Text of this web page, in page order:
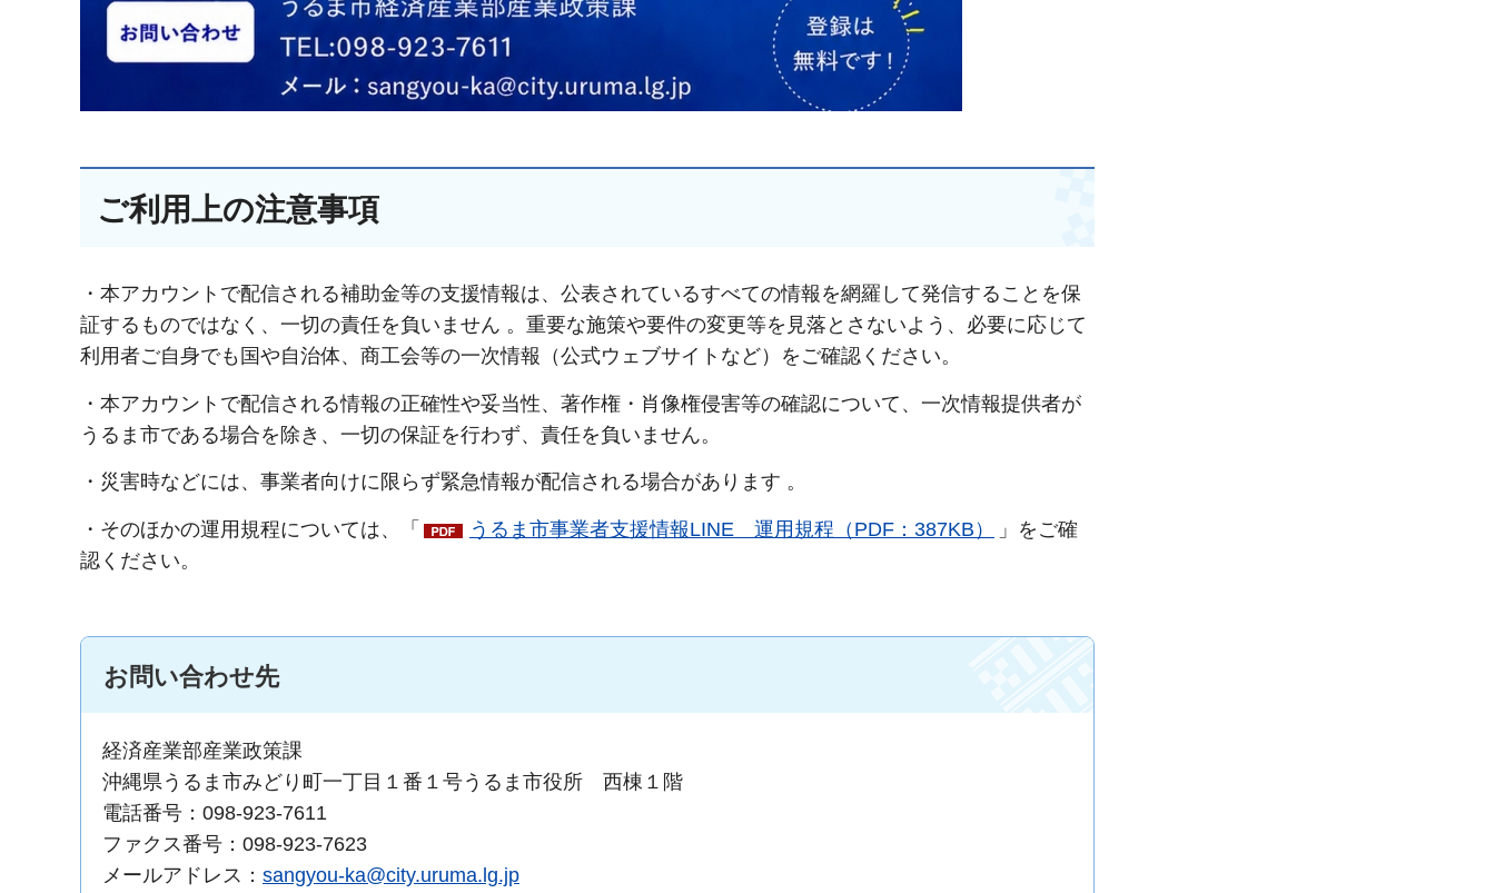
ご利用上の注意事項
・本アカウントで配信される補助金等の支援情報は、公表されているすべての情報を網羅して発信することを保
証するものではなく、一切の責任を負いません 。重要な施策や要件の変更等を見落とさないよう、必要に応じて
利用者ご自身でも国や自治体、商工会等の一次情報（公式ウェブサイトなど）をご確認ください。
・本アカウントで配信される情報の正確性や妥当性、著作権・肖像権侵害等の確認について、一次情報提供者が
うるま市である場合を除き、一切の保証を行わず、責任を負いません。
・災害時などには、事業者向けに限らず緊急情報が配信される場合があります 。
・そのほかの運用規程については、「 うるま市事業者支援情報LINE 運用規程（PDF：387KB）
」をご確
認ください。
お問い合わせ先
経済産業部産業政策課
沖縄県うるま市みどり町一丁目１番１号うるま市役所 西棟１階
電話番号：098-923-7611
ファクス番号：098-923-7623
メールアドレス： sangyou-ka@city.uruma.lg.jp